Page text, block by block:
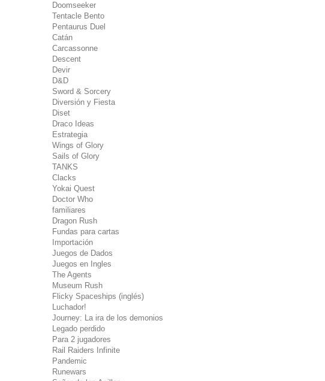
Doomseeker
Tentacle Bento
Pentaurus Duel
Catán
Carcassonne
Descent
Devir
D&D
Sword & Sorcery
Diversión y Fiesta
Diset
Draco Ideas
Estrategia
Wings of Glory
Sails of Glory
TANKS
Clacks
Yokai Quest
Doctor Who
familiares
Dragon Rush
Fundas para cartas
Importación
Juegos de Dados
Juegos en Ingles
The Agents
Museum Rush
Flicky Spaceships (inglés)
Luchador!
Journey: La ira de los demonios
Legado perdido
Para 2 jugadores
Rail Raiders Infinite
Pandemic
Runewars